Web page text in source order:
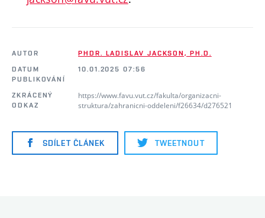
AUTOR
PHDR. LADISLAV JACKSON, PH.D.
DATUM
PUBLIKOVÁNÍ
10.01.2025 07:56
ZKRÁCENÝ
ODKAZ
https://www.favu.vut.cz/fakulta/organizacni-
struktura/zahranicni-oddeleni/f26634/d276521
SDÍLET ČLÁNEK TWEETNOUT